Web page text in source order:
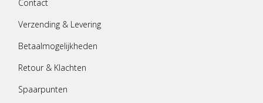
Contact
Verzending & Levering
Betaalmogelijkheden
Retour & Klachten
Spaarpunten